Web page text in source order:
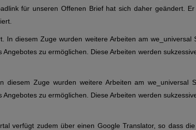
für unseren Offenen Brief hat sich daher geändert.
In diesem Zuge wurden weitere Arbeiten am we_universal
zu ermöglichen. Diese Arbeiten werden
diesem Zuge wurden weitere Arbeiten am we_universal
zu ermöglichen. Diese Arbeiten werden
verfügt zudem über einen Google Translator, so dass